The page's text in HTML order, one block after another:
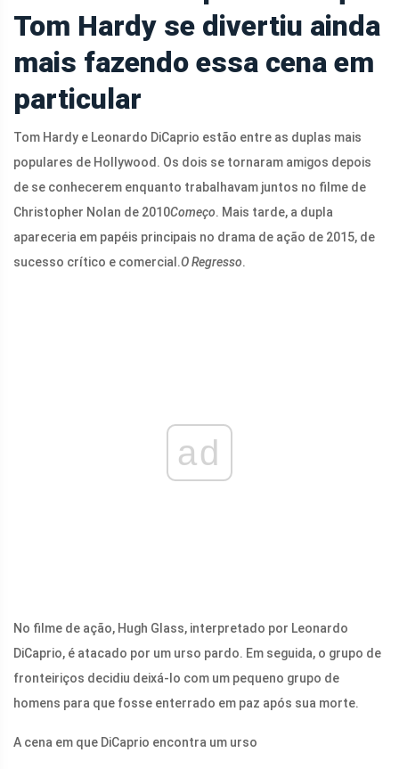
Tom Hardy se divertiu ainda
mais fazendo essa cena em
particular
Tom Hardy e Leonardo DiCaprio estão entre as duplas mais
populares de Hollywood. Os dois se tornaram amigos depois
de se conhecerem enquanto trabalhavam juntos no filme de
Christopher Nolan de 2010Começo. Mais tarde, a dupla
apareceria em papéis principais no drama de ação de 2015, de
sucesso crítico e comercial.O Regresso.
ad
No filme de ação, Hugh Glass, interpretado por Leonardo
DiCaprio, é atacado por um urso pardo. Em seguida, o grupo de
fronteiriços decidiu deixá-lo com um pequeno grupo de
homens para que fosse enterrado em paz após sua morte.
A cena em que DiCaprio encontra um urso